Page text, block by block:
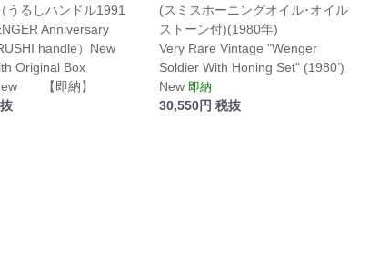
うるしハンドル1991
Anniversary
handle）New
Original Box
New 【即納】
(スミスホーニングオイル･オイル
ストーン付)(1980年)
Very Rare Vintage "Wenger
Soldier With Honing Set" (1980’)
New 即納
30,550円 税抜